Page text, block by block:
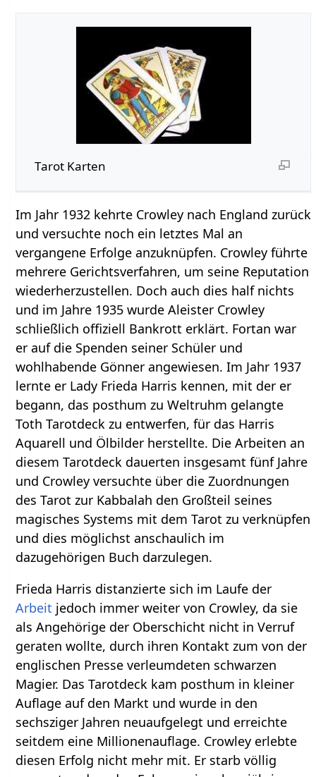
Tarot Karten
Im Jahr 1932 kehrte Crowley nach England zurück
und versuchte noch ein letztes Mal an
vergangene Erfolge anzuknüpfen. Crowley führte
mehrere Gerichtsverfahren, um seine Reputation
wiederherzustellen. Doch auch dies half nichts
und im Jahre 1935 wurde Aleister Crowley
schließlich offiziell Bankrott erklärt. Fortan war
er auf die Spenden seiner Schüler und
wohlhabende Gönner angewiesen. Im Jahr 1937
lernte er Lady Frieda Harris kennen, mit der er
begann, das posthum zu Weltruhm gelangte
Toth Tarotdeck zu entwerfen, für das Harris
Aquarell und Ölbilder herstellte. Die Arbeiten an
diesem Tarotdeck dauerten insgesamt fünf Jahre
und Crowley versuchte über die Zuordnungen
des Tarot zur Kabbalah den Großteil seines
magisches Systems mit dem Tarot zu verknüpfen
und dies möglichst anschaulich im
dazugehörigen Buch darzulegen.
Frieda Harris distanzierte sich im Laufe der
Arbeit jedoch immer weiter von Crowley, da sie
als Angehörige der Oberschicht nicht in Verruf
geraten wollte, durch ihren Kontakt zum von der
englischen Presse verleumdeten schwarzen
Magier. Das Tarotdeck kam posthum in kleiner
Auflage auf den Markt und wurde in den
sechsziger Jahren neuaufgelegt und erreichte
seitdem eine Millionenauflage. Crowley erlebte
diesen Erfolg nicht mehr mit. Er starb völlig